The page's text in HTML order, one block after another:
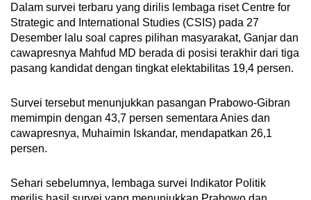
Dalam survei terbaru yang dirilis lembaga riset Centre for
Strategic and International Studies (CSIS) pada 27
Desember lalu soal capres pilihan masyarakat, Ganjar dan
cawapresnya Mahfud MD berada di posisi terakhir dari tiga
pasang kandidat dengan tingkat elektabilitas 19,4 persen.
Survei tersebut menunjukkan pasangan Prabowo-Gibran
memimpin dengan 43,7 persen sementara Anies dan
cawapresnya, Muhaimin Iskandar, mendapatkan 26,1
persen.
Sehari sebelumnya, lembaga survei Indikator Politik